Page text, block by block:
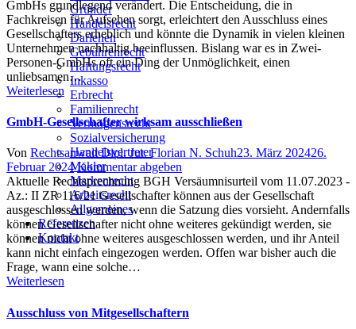
Gründer
Handelsrecht
Darlehen
Gebührenrecht
Haftungsrecht
Inkasso
Erbrecht
Familienrecht
Vermögensrecht
Sozialversicherung
Handelsvertreter
Makler
Markenrecht
Arbeitsrecht
Allgemeines
Referenzen
Kontakt
GmbHs grundlegend verändert. Die Entscheidung, die in
Fachkreisen für Aufsehen sorgt, erleichtert den Ausschluss eines
Gesellschafters erheblich und könnte die Dynamik in vielen kleinen
Unternehmen nachhaltig beeinflussen. Bislang war es in Zwei-
Personen-GmbHs oft ein Ding der Unmöglichkeit, einen
unliebsamen…
Weiterlesen
GmbH-Gesellschafter wirksam ausschließen
Author
Von Rechtsanwalt Dipl. Jur. Florian N. SchuhPosted
23. März 202426.
Februar 2024 Kommentar abgeben
Aktuelle Rechtsprechnung BGH Versäumnisurteil vom 11.07.2023 -
Az.: II ZR 116/21 Gesellschafter können aus der Gesellschaft
ausgeschlossen werden, wenn die Satzung dies vorsieht. Andernfalls
können Gesellschafter nicht ohne weiteres gekündigt werden, sie
können nicht ohne weiteres ausgeschlossen werden, und ihr Anteil
kann nicht einfach eingezogen werden. Offen war bisher auch die
Frage, wann eine solche…
Weiterlesen
Ausschluss von Mitgesellschaftern